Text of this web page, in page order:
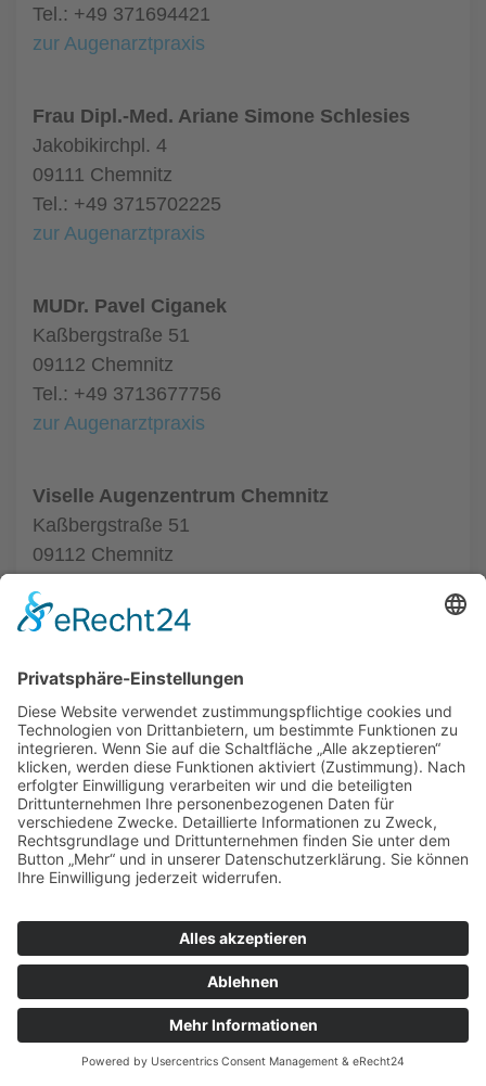
Tel.: +49 371694421
zur Augenarztpraxis
Frau Dipl.-Med. Ariane Simone Schlesies
Jakobikirchpl. 4
09111 Chemnitz
Tel.: +49 3715702225
zur Augenarztpraxis
MUDr. Pavel Ciganek
Kaßbergstraße 51
09112 Chemnitz
Tel.: +49 3713677756
zur Augenarztpraxis
Viselle Augenzentrum Chemnitz
Kaßbergstraße 51
09112 Chemnitz
zur Augenarztpraxis
ALLGEMEIN
AUGENÄRZTE
AUGENÄRZTE
AUGENARZT NOTDIENST
© Copyright Mein-Augenarzt.org 2026